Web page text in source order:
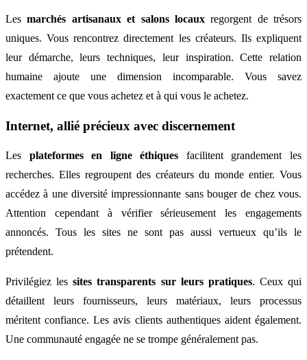
Lesmarchés artisanaux et salons locauxregorgent de trésors
uniques. Vous rencontrez directement les créateurs. Ils expliquent
leur démarche, leurs techniques, leur inspiration. Cette relation
humaine ajoute une dimension incomparable. Vous savez
exactement ce que vous achetez et à qui vous le achetez.
Internet, allié précieux avec discernement
Les plateformes en ligne éthiques facilitent grandement les
recherches. Elles regroupent des créateurs du monde entier. Vous
accédez à une diversité impressionnante sans bouger de chez vous.
Attention cependant à vérifier sérieusement les engagements
annoncés. Tous les sites ne sont pas aussi vertueux qu’ils le
prétendent.
Privilégiez lessites transparents sur leurs pratiques. Ceux qui
détaillent leurs fournisseurs, leurs matériaux, leurs processus
méritent confiance. Les avis clients authentiques aident également.
Une communauté engagée ne se trompe généralement pas.